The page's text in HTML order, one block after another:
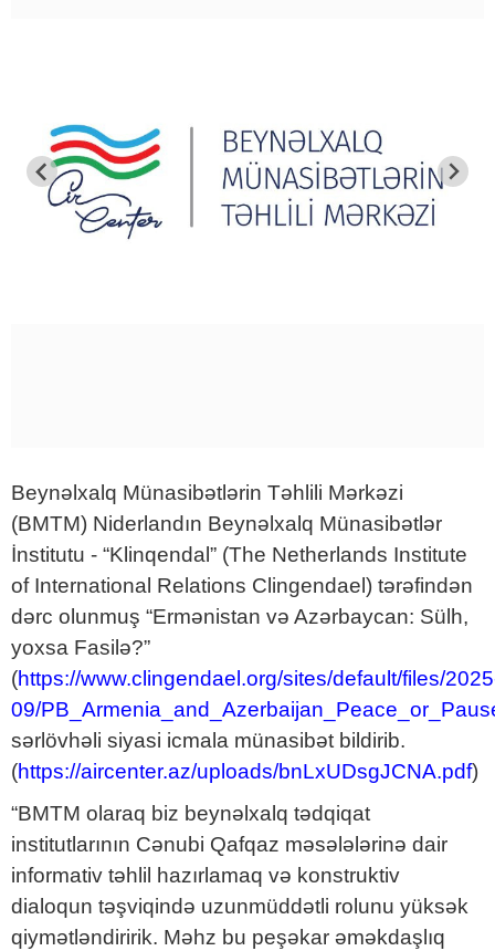
Beynəlxalq Münasibətlərin Təhlili Mərkəzi
(BMTM) Niderlandın Beynəlxalq Münasibətlər
İnstitutu - “Klinqendal” (The Netherlands Institute
of International Relations Clingendael) tərəfindən
dərc olunmuş “Ermənistan və Azərbaycan: Sülh,
yoxsa Fasilə?”
(https://www.clingendael.org/sites/default/files/
09/
sərlövhəli siyasi icmala münasibət bildirib.
(https://aircenter.az/uploads/bnLxUDsgJCNA.pdf)
“BMTM olaraq biz beynəlxalq tədqiqat
institutlarının Cənubi Qafqaz məsələlərinə dair
informativ təhlil hazırlamaq və konstruktiv
dialoqun təşviqində uzunmüddətli rolunu yüksək
qiymətləndiririk. Məhz bu peşəkar əməkdaşlıq